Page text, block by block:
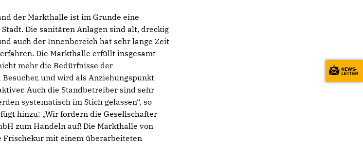
der Markthalle ist im Grunde eine
Die sanitären Anlagen sind alt, dreckig
auch der Innenbereich hat sehr lange Zeit
Die Markthalle erfüllt insgesamt
mehr die Bedürfnisse der
und wird als Anziehungspunkt
Auch die Standbetreiber sind sehr
systematisch im Stich gelassen“, so
hinzu: „Wir fordern die Gesellschafter
zum Handeln auf! Die Markthalle von
Frischekur mit einem überarbeiteten